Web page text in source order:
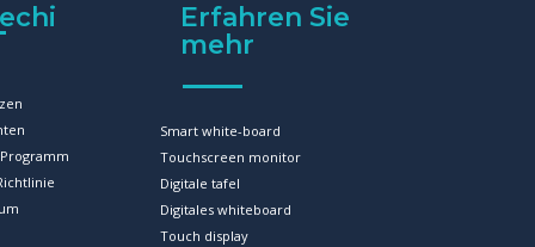
Erfahren Sie
mehr
Smart white-board
Touchscreen monitor
Digitale tafel
Digitales whiteboard
Touch display